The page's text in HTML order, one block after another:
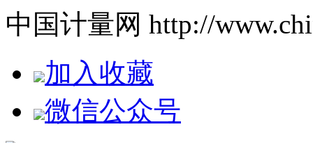
中国计量网 http://
加入收藏
微信公众号